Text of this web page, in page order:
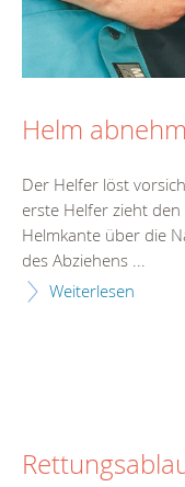
Helm
Der Helfer löst
erste Helfer zieht
Helmkante über die
des Abziehens ...
Weiterlesen